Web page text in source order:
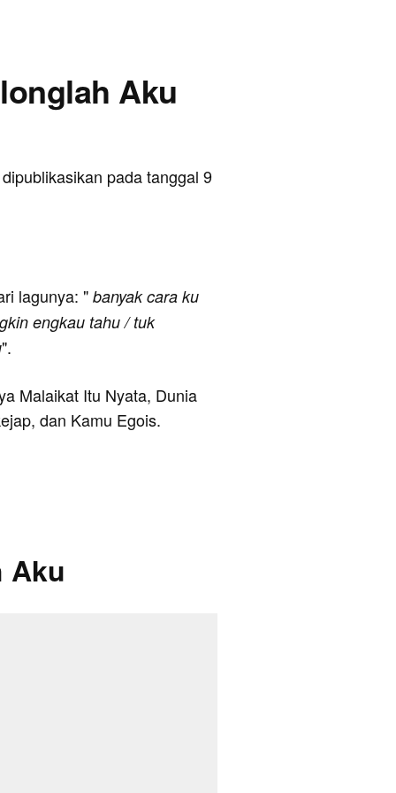
Aku
pada tanggal 9
lagunya: " banyak cara ku
engkau tahu / tuk
".
Malaikat Itu Nyata, Dunia
dan Kamu Egois.
Aku